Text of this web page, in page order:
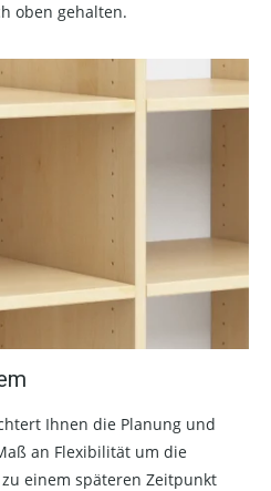
oben gehalten.
Ihnen die Planung und
an Flexibilität um die
einem späteren Zeitpunkt